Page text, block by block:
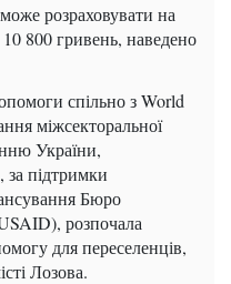
розраховувати на
800 гривень, наведено
спільно з World
міжсекторальної
України,
за підтримки
Бюро
розпочала
для переселенців,
Лозова.